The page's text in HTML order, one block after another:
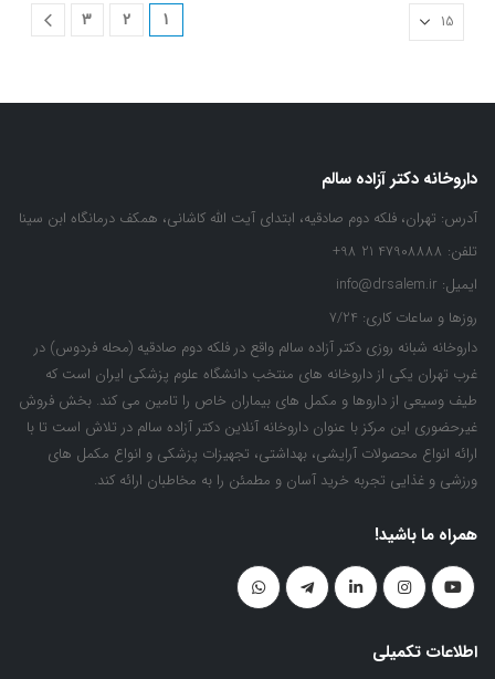
1
2
3
داروخانه دکتر آزاده سالم
آدرس: تهران، فلکه دوم صادقیه، ابتدای آیت الله کاشانی، همکف درمانگاه ابن سینا
تلفن: 47908888 21 98+
ایمیل: info@drsalem.ir
روزها و ساعات کاری: 7/24
داروخانه شبانه روزی دکتر آزاده سالم واقع در فلکه دوم صادقیه (محله فردوس) در
غرب تهران یکی از داروخانه های منتخب دانشگاه علوم پزشکی ایران است که
طیف وسیعی از داروها و مکمل های بیماران خاص را تامین می کند. بخش فروش
غیرحضوری این مرکز با عنوان داروخانه آنلاین دکتر آزاده سالم در تلاش است تا با
ارائه انواع محصولات آرایشی، بهداشتی، تجهیزات پزشکی و انواع مکمل های
ورزشی و غذایی تجربه خرید آسان و مطمئن را به مخاطبان ارائه کند.
همراه ما باشید!
اطلاعات تکمیلی